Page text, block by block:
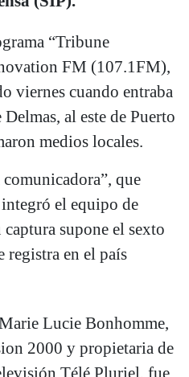
“Tribune
FM (107.1FM),
viernes cuando entraba
al este de Puerto
medios locales.
comunicadora”, que
el equipo de
supone el sexto
registra en el país
Lucie Bonhomme,
2000 y propietaria de
Télé Pluriel, fue